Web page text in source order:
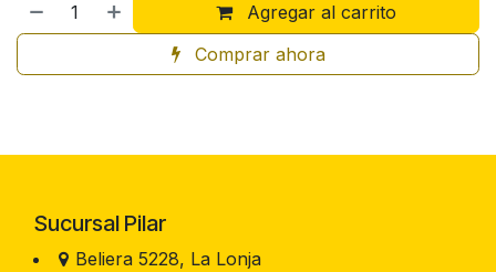
Agregar al carrito
Comprar ahora
Sucursal Pilar
Beliera 5228, La Lonja